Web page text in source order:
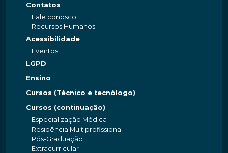
Contatos
Fale conosco
Recursos Humanos
Acessibilidade
Eventos
LGPD
Ensino
Cursos (Técnico e tecnólogo)
Cursos (continuação)
Especialização Médica
Residência Multiprofissional
Pós-Graduação
Extracurricular